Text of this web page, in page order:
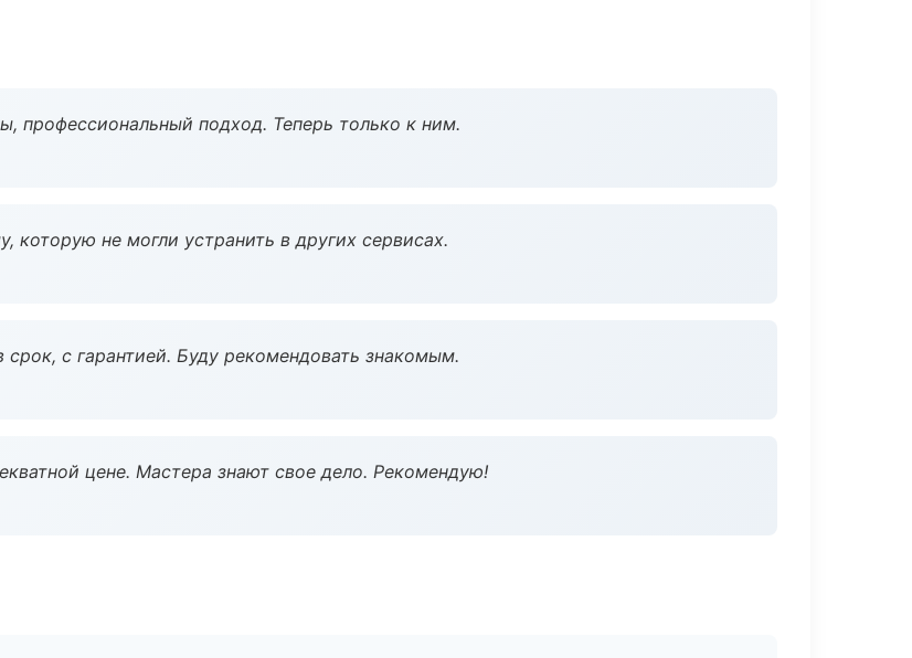
профессиональный подход. Теперь только к ним.
не могли устранить в других сервисах.
с гарантией. Буду рекомендовать знакомым.
цене. Мастера знают свое дело. Рекомендую!